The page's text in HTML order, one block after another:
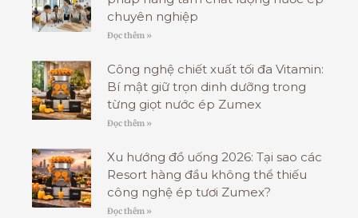
chuyên nghiệp
Đọc thêm »
Công nghệ chiết xuất tối đa Vitamin:
Bí mật giữ trọn dinh dưỡng trong
từng giọt nước ép Zumex
Đọc thêm »
Xu hướng đồ uống 2026: Tại sao các
Resort hàng đầu không thể thiếu
công nghệ ép tươi Zumex?
Đọc thêm »